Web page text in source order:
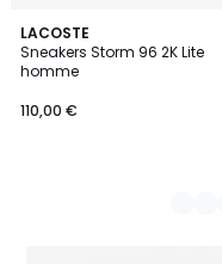
LACOSTE
Sneakers Storm 96 2K Lite
homme
110,00 €
2
Couleurs